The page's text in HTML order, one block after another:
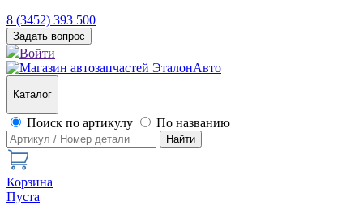
8 (3452) 393 500
Задать вопрос
Войти
Каталог
Поиск по артикулу По названию
Найти
Корзина
Пуста